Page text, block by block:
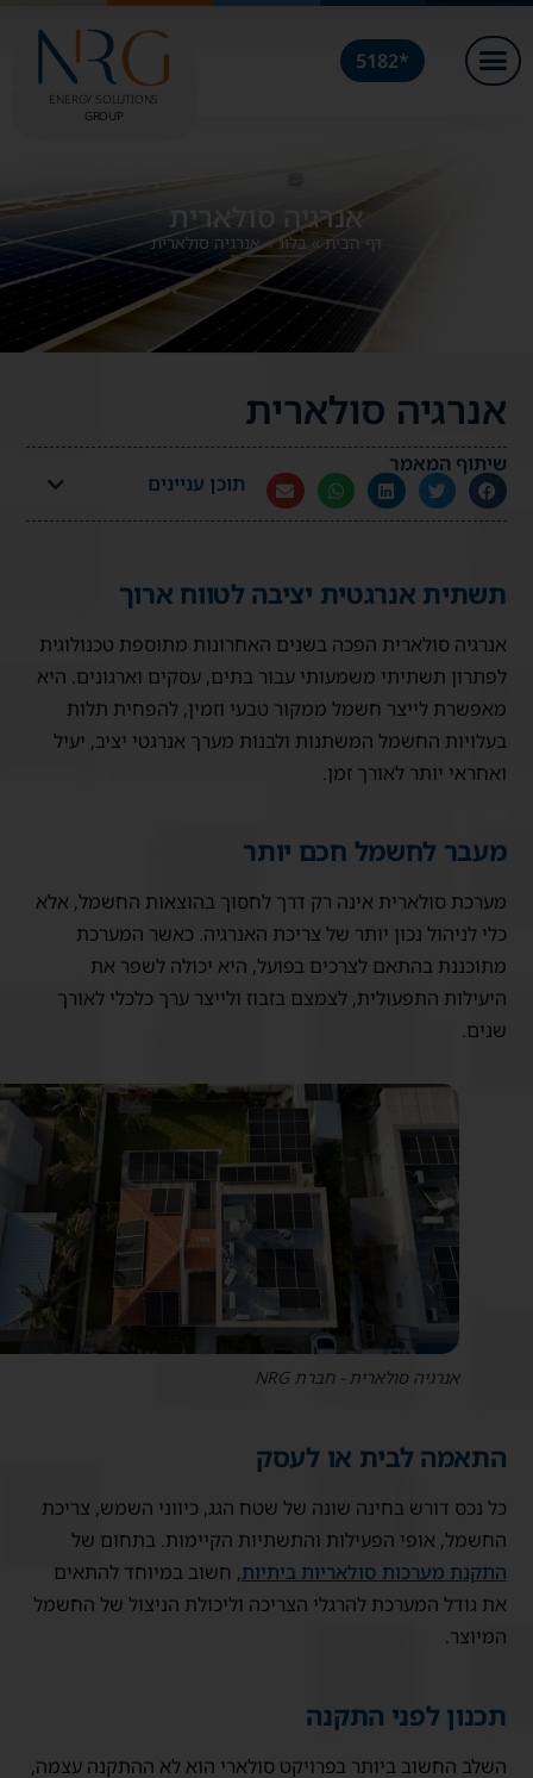
ENERGY SOLUTIONS
GROUP
*5182
אנרגיה סולארית
דף הבית» בלוג»אנרגיה סולארית
אנרגיה סולארית
שיתוף המאמר
תוכן עניינים
תשתית אנרגטית יציבה לטווח ארוך
אנרגיה סולארית הפכה בשנים האחרונות מתוספת טכנולוגית
לפתרון תשתיתי משמעותי עבור בתים, עסקים וארגונים. היא
מאפשרת לייצר חשמל ממקור טבעי וזמין, להפחית תלות
בעלויות החשמל המשתנות ולבנות מערך אנרגטי יציב, יעיל
ואחראי יותר לאורך זמן.
מעבר לחשמל חכם יותר
מערכת סולארית אינה רק דרך לחסוך בהוצאות החשמל, אלא
כלי לניהול נכון יותר של צריכת האנרגיה. כאשר המערכת
מתוכננת בהתאם לצרכים בפועל, היא יכולה לשפר את
היעילות התפעולית, לצמצם בזבוז ולייצר ערך כלכלי לאורך
שנים.
אנרגיה סולארית - חברת NRG
התאמה לבית או לעסק
כל נכס דורש בחינה שונה של שטח הגג, כיווני השמש, צריכת
החשמל, אופי הפעילות והתשתיות הקיימות. בתחום של
התקנת מערכות סולאריות ביתיות, חשוב במיוחד להתאים
את גודל המערכת להרגלי הצריכה וליכולת הניצול של החשמל
המיוצר.
תכנון לפני התקנה
השלב החשוב ביותר בפרויקט סולארי הוא לא ההתקנה עצמה,